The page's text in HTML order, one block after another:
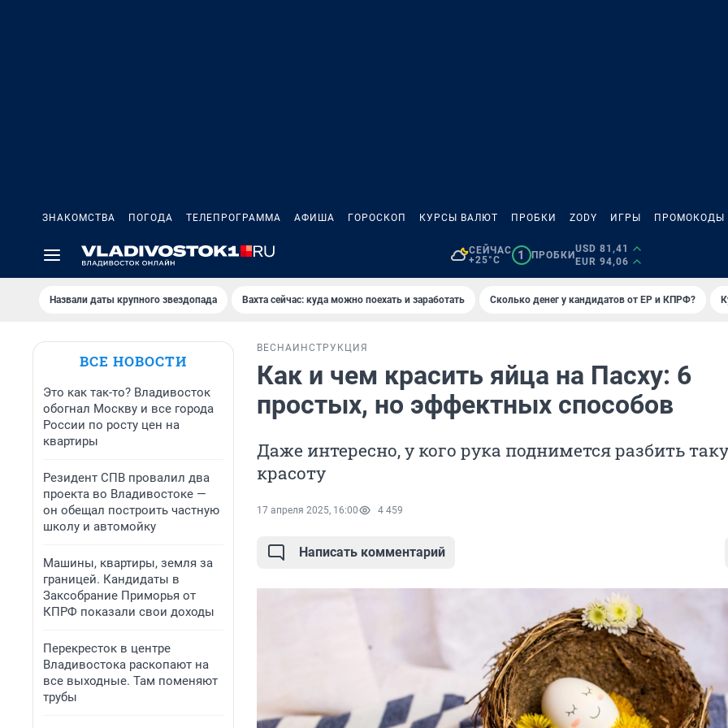
ЗНАКОМСТВА ПОГОДА ТЕЛЕПРОГРАММА АФИША ГОРОСКОП КУРСЫ ВАЛЮТ ПРОБКИ ZODY ИГРЫ ПРОМОКОДЫ
СЕЙЧАС
+25°C
1 ПРОБКИ
USD 81,41
EUR 94,06
Назвали даты крупного звездопада Вахта сейчас: куда можно поехать и заработать Сколько денег у кандидатов от ЕР и КПРФ?
ВСЕ НОВОСТИ
Это как так-то? Владивосток
обогнал Москву и все города
России по росту цен на
квартиры
Резидент СПВ провалил два
проекта во Владивостоке —
он обещал построить частную
школу и автомойку
Машины, квартиры, земля за
границей. Кандидаты в
Заксобрание Приморья от
КПРФ показали свои доходы
Перекресток в центре
Владивостока раскопают на
все выходные. Там поменяют
трубы
ВЕСНА ИНСТРУКЦИЯ
Как и чем красить яйца на Пасху: 6
простых, но эффектных способов
Даже интересно, у кого рука поднимется разбить
красоту
17 апреля 2025, 16:00 4 459
Написать комментарий